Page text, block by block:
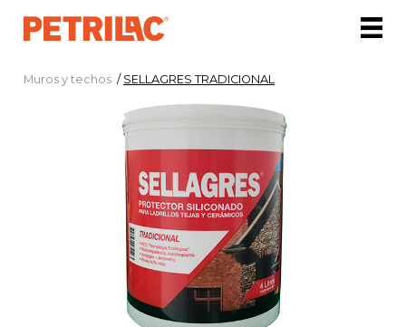
Muros y techos / SELLAGRES TRADICIONAL